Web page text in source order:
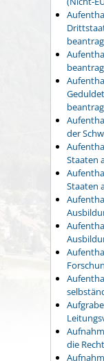
der
Staaten
Staaten
die